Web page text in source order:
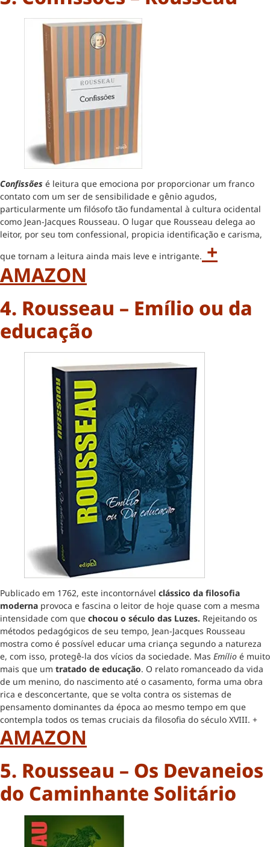
Confissões é leitura que emociona por proporcionar um franco
contato com um ser de sensibilidade e gênio agudos,
particularmente um filósofo tão fundamental à cultura ocidental
como Jean-Jacques Rousseau. O lugar que Rousseau delega ao
leitor, por seu tom confessional, propicia identificação e carisma,
que tornam a leitura ainda mais leve e intrigante. +
AMAZON
4. Rousseau – Emílio ou da
educação
Publicado em 1762, este incontornável clássico da filosofia
moderna provoca e fascina o leitor de hoje quase com a mesma
intensidade com que chocou o século das Luzes. Rejeitando os
métodos pedagógicos de seu tempo, Jean-Jacques Rousseau
mostra como é possível educar uma criança segundo a natureza
e, com isso, protegê-la dos vícios da sociedade. Mas Emílio é muito
mais que um tratado de educação. O relato romanceado da vida
de um menino, do nascimento até o casamento, forma uma obra
rica e desconcertante, que se volta contra os sistemas de
pensamento dominantes da época ao mesmo tempo em que
contempla todos os temas cruciais da filosofia do século XVIII. +
AMAZON
5. Rousseau – Os Devaneios
do Caminhante Solitário